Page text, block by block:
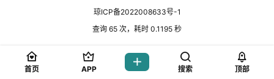
琼ICP备2022008633号-1
查询 65 次，耗时 0.1195 秒
首页 APP 搜索 顶部